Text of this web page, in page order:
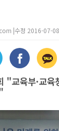
|수정 2016-07-
"교육부·교